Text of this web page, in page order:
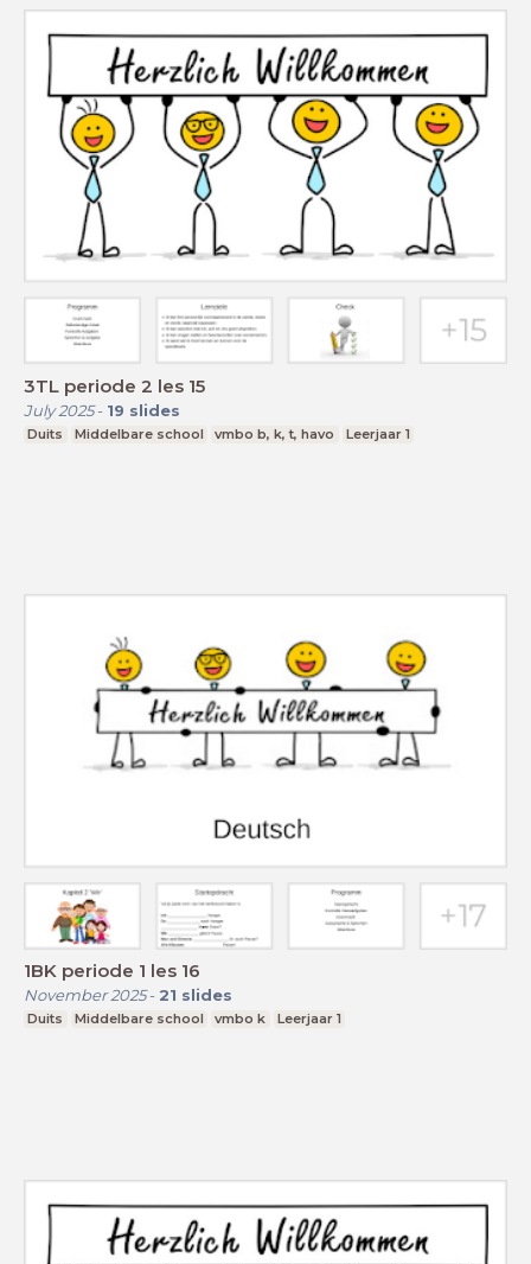
3TL periode 2 les 15
July 2025- 19 slides
Duits Middelbare school vmbo b, k, t, havo Leerjaar 1
1BK periode 1 les 16
November 2025- 21 slides
Duits Middelbare school vmbo k Leerjaar 1